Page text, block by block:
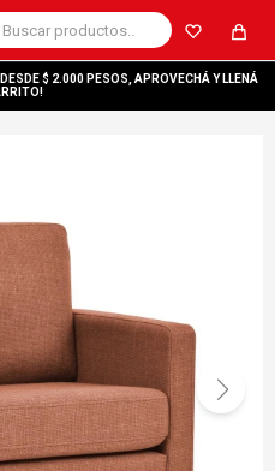
$ 2.000 PESOS, APROVECHÁ Y LLENÁ